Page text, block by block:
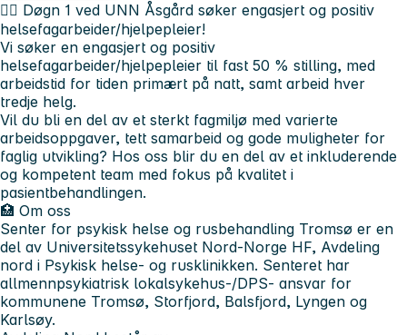
🧑‍⚕️ Døgn 1 ved UNN Åsgård søker engasjert og positiv
helsefagarbeider/hjelpepleier!
Vi søker en engasjert og positiv
helsefagarbeider/hjelpepleier til fast 50 % stilling, med
arbeidstid for tiden primært på natt, samt arbeid hver
tredje helg.
Vil du bli en del av et sterkt fagmiljø med varierte
arbeidsoppgaver, tett samarbeid og gode muligheter for
faglig utvikling? Hos oss blir du en del av et inkluderende
og kompetent team med fokus på kvalitet i
pasientbehandlingen.
🏥 Om oss
Senter for psykisk helse og rusbehandling Tromsø er en
del av Universitetssykehuset Nord-Norge HF, Avdeling
nord i Psykisk helse- og rusklinikken. Senteret har
allmennpsykiatrisk lokalsykehus-/DPS- ansvar for
kommunene Tromsø, Storfjord, Balsfjord, Lyngen og
Karlsøy.